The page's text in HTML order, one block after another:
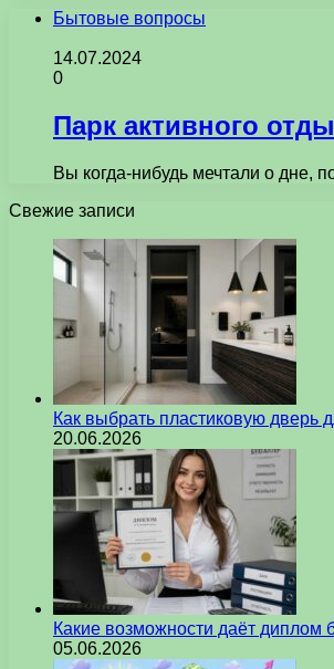
Бытовые вопросы
14.07.2024
0
Парк активного
Вы когда-нибудь мечтали о дне,
Свежие записи
Как выбрать пластиковую дверь
20.06.2026
Какие возможности даёт диплом
05.06.2026